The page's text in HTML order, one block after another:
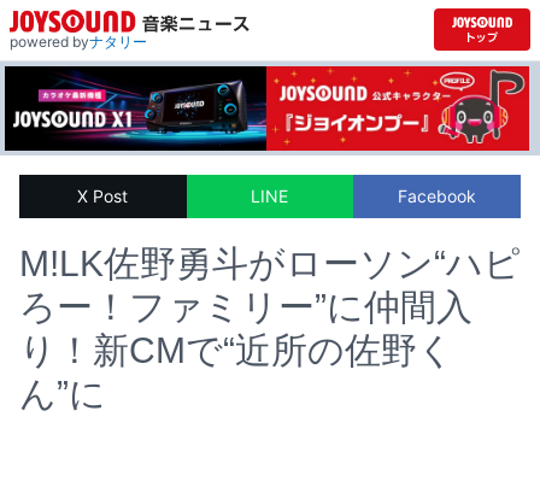
powered byナタリー
X Post LINE Facebook
M!LK佐野勇斗がローソン“ハピ
ろー！ファミリー”に仲間入
り！新CMで“近所の佐野く
ん”に